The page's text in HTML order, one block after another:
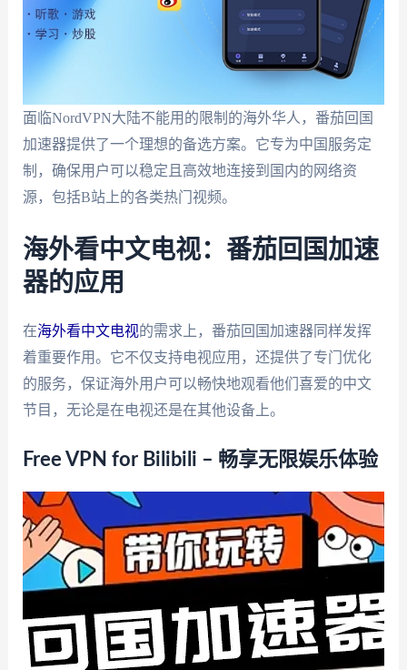
面临NordVPN大陆不能用的限制的海外华人，番茄回国
加速器提供了一个理想的备选方案。它专为中国服务定
制，确保用户可以稳定且高效地连接到国内的网络资
源，包括B站上的各类热门视频。
海外看中文电视：番茄回国加速
器的应用
在海外看中文电视的需求上，番茄回国加速器同样发挥
着重要作用。它不仅支持电视应用，还提供了专门优化
的服务，保证海外用户可以畅快地观看他们喜爱的中文
节目，无论是在电视还是在其他设备上。
Free VPN for Bilibili – 畅享无限娱乐体验